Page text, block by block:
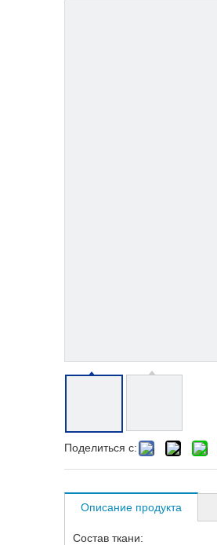
Поделиться с:
Описание продукта
Состав ткани: